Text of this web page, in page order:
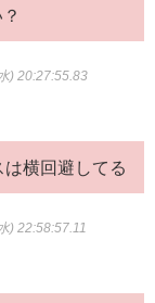
) 20:27:55.83
横回避してる
) 22:58:57.11